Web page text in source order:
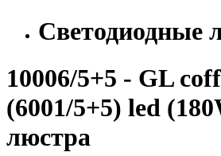
Светодиодные
10006/5+5 - GL
(6001/5+5) led
люстра